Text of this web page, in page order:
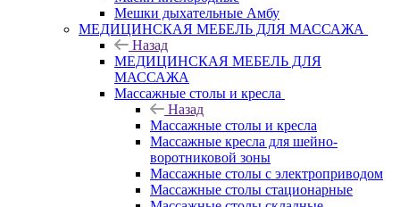
Мешки дыхательные Амбу
МЕДИЦИНСКАЯ МЕБЕЛЬ ДЛЯ МАССАЖА
Назад
МЕДИЦИНСКАЯ МЕБЕЛЬ ДЛЯ
МАССАЖА
Массажные столы и кресла
Назад
Массажные столы и кресла
Массажные кресла для шейно-
воротниковой зоны
Массажные столы с электроприводом
Массажные столы стационарные